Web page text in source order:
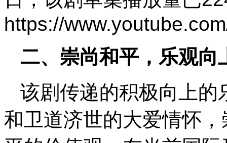
https://
二、崇尚和平，乐观向
该剧传递的积极向上的
和卫道济世的大爱情怀